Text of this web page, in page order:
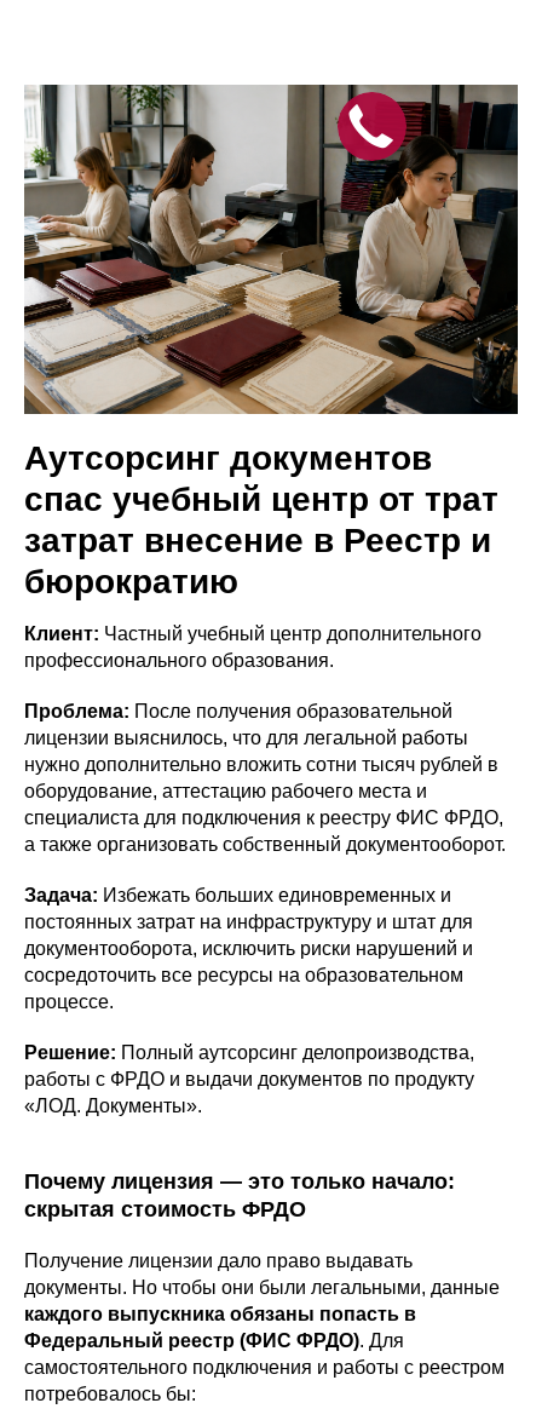
Аутсорсинг документов
спас учебный центр от трат
затрат внесение в Реестр и
бюрократию
Клиент: Частный учебный центр дополнительного
профессионального образования.
Проблема: После получения образовательной
лицензии выяснилось, что для легальной работы
нужно дополнительно вложить сотни тысяч рублей в
оборудование, аттестацию рабочего места и
специалиста для подключения к реестру ФИС ФРДО,
а также организовать собственный документооборот.
Задача: Избежать больших единовременных и
постоянных затрат на инфраструктуру и штат для
документооборота, исключить риски нарушений и
сосредоточить все ресурсы на образовательном
процессе.
Решение: Полный аутсорсинг делопроизводства,
работы с ФРДО и выдачи документов по продукту
«ЛОД. Документы».
Почему лицензия — это только начало:
скрытая стоимость ФРДО
Получение лицензии дало право выдавать
документы. Но чтобы они были легальными, данные
каждого выпускника обязаны попасть в
Федеральный реестр (ФИС ФРДО). Для
самостоятельного подключения и работы с реестром
потребовалось бы: